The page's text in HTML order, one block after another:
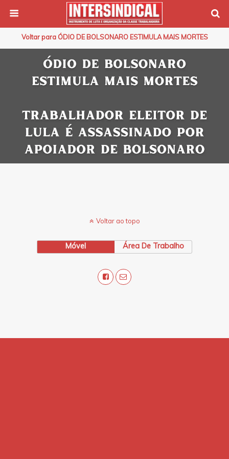
Voltar para ÓDIO DE BOLSONARO ESTIMULA MAIS MORTES
Voltar ao topo
Móvel Área De Trabalho